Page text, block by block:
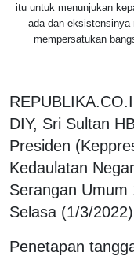
itu untuk menunjukan
ada dan eksistensinya
mempersatukan
DIY, Sri Sultan
Presiden
Kedaulatan
Serangan Umum
Selasa (1/3/
Penetapan